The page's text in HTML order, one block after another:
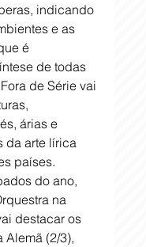
indicando
e as
é
de todas
de Série vai
árias e
da arte lírica
países.
do ano,
na
destacar os
Alemã (2/3),